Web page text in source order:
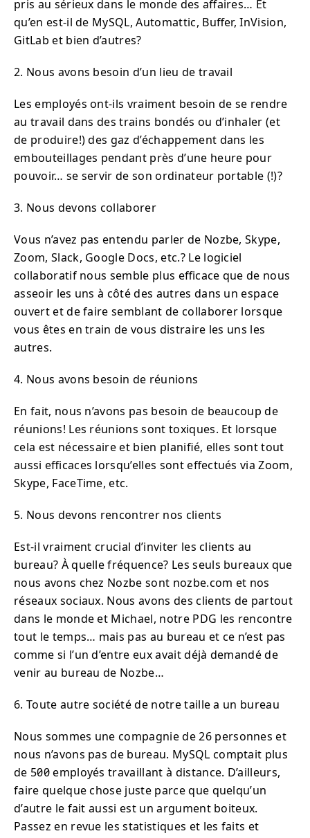
pris au sérieux dans le monde des affaires… Et
qu’en est-il de MySQL, Automattic, Buffer, InVision,
GitLab et bien d’autres?
2. Nous avons besoin d’un lieu de travail
Les employés ont-ils vraiment besoin de se rendre
au travail dans des trains bondés ou d’inhaler (et
de produire!) des gaz d’échappement dans les
embouteillages pendant près d’une heure pour
pouvoir… se servir de son ordinateur portable (!)?
3. Nous devons collaborer
Vous n’avez pas entendu parler de Nozbe, Skype,
Zoom, Slack, Google Docs, etc.? Le logiciel
collaboratif nous semble plus efficace que de nous
asseoir les uns à côté des autres dans un espace
ouvert et de faire semblant de collaborer lorsque
vous êtes en train de vous distraire les uns les
autres.
4. Nous avons besoin de réunions
En fait, nous n’avons pas besoin de beaucoup de
réunions! Les réunions sont toxiques. Et lorsque
cela est nécessaire et bien planifié, elles sont tout
aussi efficaces lorsqu’elles sont effectués via Zoom,
Skype, FaceTime, etc.
5. Nous devons rencontrer nos clients
Est-il vraiment crucial d’inviter les clients au
bureau? À quelle fréquence? Les seuls bureaux que
nous avons chez Nozbe sont nozbe.com et nos
réseaux sociaux. Nous avons des clients de partout
dans le monde et Michael, notre PDG les rencontre
tout le temps… mais pas au bureau et ce n’est pas
comme si l’un d’entre eux avait déjà demandé de
venir au bureau de Nozbe…
6. Toute autre société de notre taille a un bureau
Nous sommes une compagnie de 26 personnes et
nous n’avons pas de bureau. MySQL comptait plus
de 500 employés travaillant à distance. D’ailleurs,
faire quelque chose juste parce que quelqu’un
d’autre le fait aussi est un argument boiteux.
Passez en revue les statistiques et les faits et